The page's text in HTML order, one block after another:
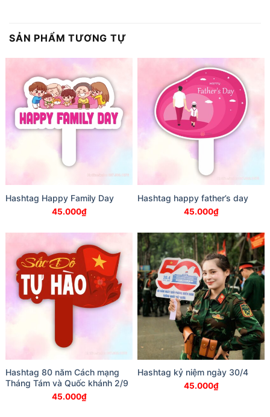
SẢN PHẨM TƯƠNG TỰ
Hashtag Happy Family Day
45.000₫
Hashtag happy father’s day
45.000₫
Hashtag 80 năm Cách mạng
Tháng Tám và Quốc khánh 2/9
45.000₫
Hashtag kỷ niệm ngày 30/4
45.000₫